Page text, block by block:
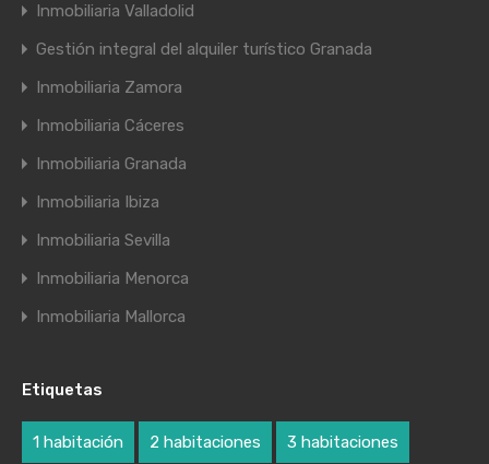
Inmobiliaria Valladolid
Gestión integral del alquiler turístico Granada
Inmobiliaria Zamora
Inmobiliaria Cáceres
Inmobiliaria Granada
Inmobiliaria Ibiza
Inmobiliaria Sevilla
Inmobiliaria Menorca
Inmobiliaria Mallorca
Etiquetas
1 habitación 2 habitaciones 3 habitaciones